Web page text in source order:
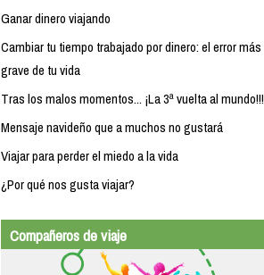
Ganar dinero viajando
Cambiar tu tiempo trabajado por dinero: el error más
grave de tu vida
Tras los malos momentos... ¡La 3ª vuelta al mundo!!!
Mensaje navideño que a muchos no gustará
Viajar para perder el miedo a la vida
¿Por qué nos gusta viajar?
Compañeros de viaje